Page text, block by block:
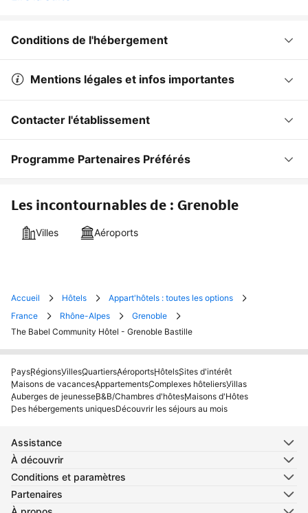
Conditions de l'hébergement
Mentions légales et infos importantes
Contacter l'établissement
Programme Partenaires Préférés
Les incontournables de : Grenoble
Villes Aéroports
Accueil Hôtels
Appart'hôtels : toutes les options
France
Rhône-Alpes
Grenoble
The Babel Community Hôtel - Grenoble Bastille
PaysRégionsVillesQuartiersAéroportsHôtelsSites d'intérêt
Maisons de vacancesAppartementsComplexes hôteliersVillas
Auberges de jeunesseB&B/Chambres d'hôtesMaisons d'Hôtes
Des hébergements uniquesDécouvrir les séjours au mois
Assistance
À découvrir
Conditions et paramètres
Partenaires